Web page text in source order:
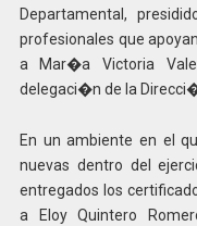
Departamental,
profesionales que
a Mar�a Victoria
delegaci�n de la
En un ambiente en el
nuevas dentro del
entregados los
a Eloy Quintero